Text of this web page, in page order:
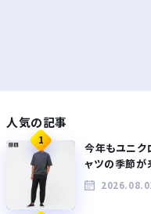
人気の記事
1
今年もユニク
ャツの季節が